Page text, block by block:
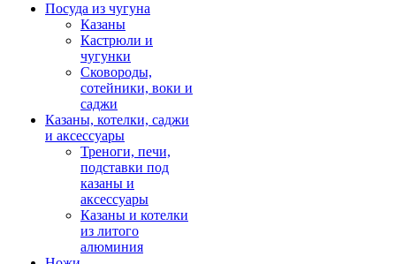
Посуда из чугуна
Казаны
Кастрюли и
чугунки
Сковороды,
сотейники, воки и
саджи
Казаны, котелки, саджи
и аксессуары
Треноги, печи,
подставки под
казаны и
аксессуары
Казаны и котелки
из литого
алюминия